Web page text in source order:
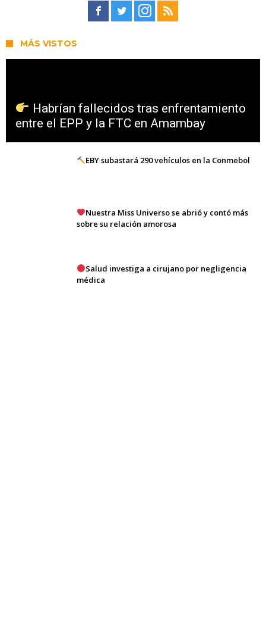
MÁS VISTOS
Habrían fallecidos tras enfrentamiento
entre el EPP y la FTC en Amambay
EBY subastará 290 vehículos en la Conmebol
Nuestra Miss Universo se abrió y contó más
sobre su relación amorosa
Salud investiga a cirujano por negligencia
médica